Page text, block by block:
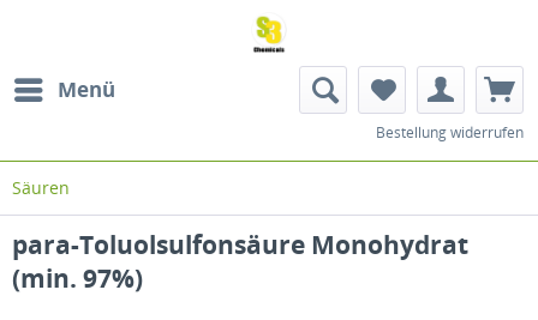
Menü
Bestellung widerrufen
Säuren
para-Toluolsulfonsäure Monohydrat
(min. 97%)